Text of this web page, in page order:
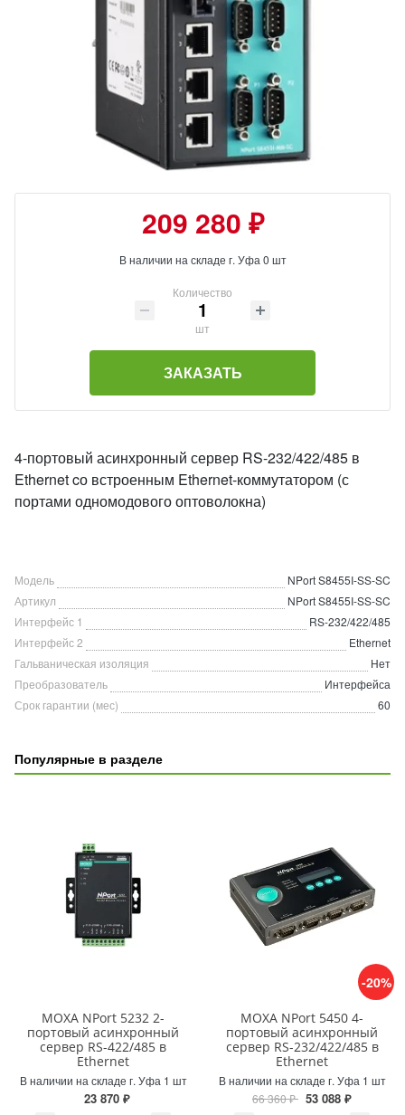
209 280 ₽
В наличии на складе г. Уфа 0 шт
Количество
шт
ЗАКАЗАТЬ
4-портовый асинхронный сервер RS-232/422/485 в
Ethernet cо встроенным Ethernet-коммутатором (с
портами одномодового оптоволокна)
Модель
NPort S8455I-SS-SC
Артикул
NPort S8455I-SS-SC
Интерфейс 1
RS-232/422/485
Интерфейс 2
Ethernet
Гальваническая изоляция
Нет
Преобразователь
Интерфейса
Срок гарантии (мес)
60
Популярные в разделе
MOXA NPort 5232 2-
портовый асинхронный
сервер RS-422/485 в
Ethernet
В наличии на складе г. Уфа 1 шт
23 870 ₽
-20%
MOXA NPort 5450 4-
портовый асинхронный
сервер RS-232/422/485 в
Ethernet
В наличии на складе г. Уфа 1 шт
66 360 ₽ 53 088 ₽